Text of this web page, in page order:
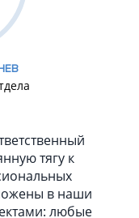
тягу к
в наши
любые